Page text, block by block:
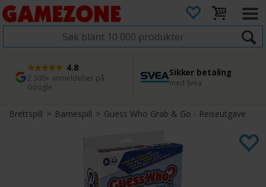
4.8
2 300+ anmeldelser på
Google
Sikker betaling
med Svea
1 dags levering
Bestill innen kl. 12
45 dager returfrist
Enkel retur
Brettspill> Barnespill>Guess Who Grab & Go - Reiseutgave